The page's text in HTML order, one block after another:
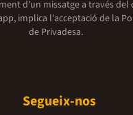
d’un missatge a través del
implica l'acceptació de la
de Privadesa.
Segueix-nos